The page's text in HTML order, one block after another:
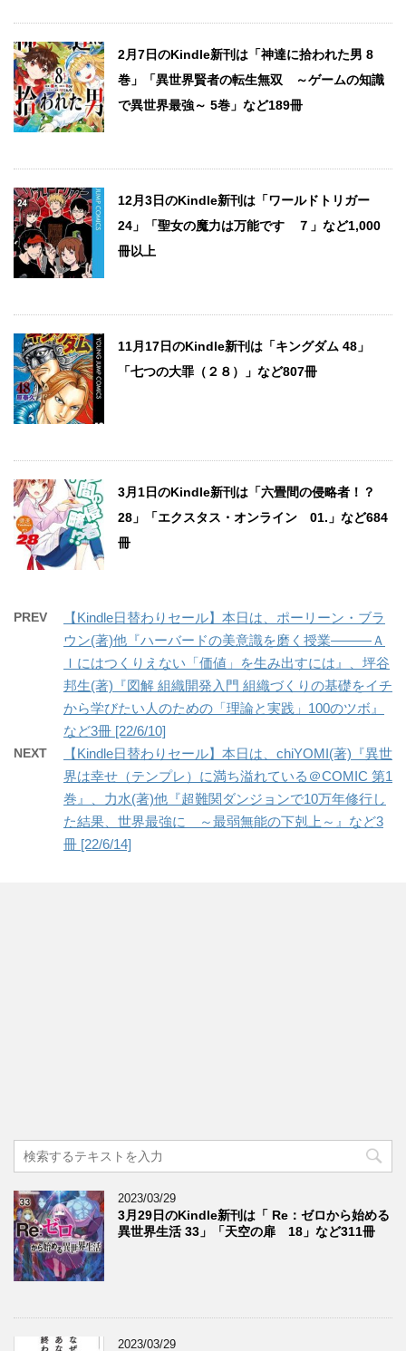
2月7日のKindle新刊は「神達に拾われた男 8
巻」「異世界賢者の転生無双 ～ゲームの知識
で異世界最強～ 5巻」など189冊
12月3日のKindle新刊は「ワールドトリガー
24」「聖女の魔力は万能です ７」など1,000
冊以上
11月17日のKindle新刊は「キングダム 48」
「七つの大罪（２８）」など807冊
3月1日のKindle新刊は「六畳間の侵略者！？
28」「エクスタス・オンライン 01.」など684
冊
PREV
【Kindle日替わりセール】本日は、ポーリーン・ブラ
ウン(著)他『ハーバードの美意識を磨く授業―――Ａ
Ｉにはつくりえない「価値」を生み出すには』、坪谷
邦生(著)『図解 組織開発入門 組織づくりの基礎をイチ
から学びたい人のための「理論と実践」100のツボ』
など3冊 [22/6/10]
NEXT
【Kindle日替わりセール】本日は、chiYOMI(著)『異世
界は幸せ（テンプレ）に満ち溢れている＠COMIC 第1
巻』、力水(著)他『超難関ダンジョンで10万年修行し
た結果、世界最強に ～最弱無能の下剋上～』など3
冊 [22/6/14]
2023/03/29
3月29日のKindle新刊は「 Re：ゼロから始める
異世界生活 33」「天空の扉 18」など311冊
2023/03/29